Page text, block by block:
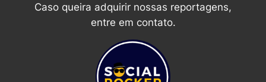
Caso queira adquirir nossas reportagens,
entre em contato.